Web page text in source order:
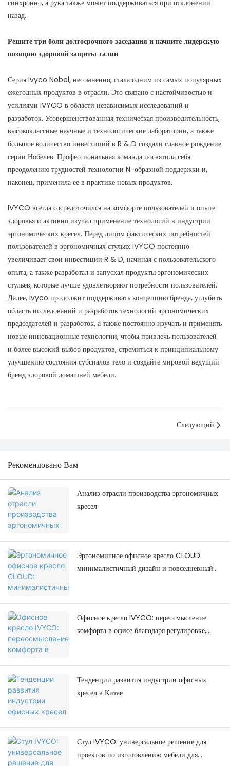
синхронно, а рука также может поддерживаться при отклонении
назад.
Решите три боли долгосрочного заседания и начните лидерскую
позицию здоровой защиты талии
Серия Ivyco Nobel, несомненно, стала одним из самых популярных
ежегодных продуктов в отрасли. Это связано с настойчивостью и
усилиями IVYCO в области независимых исследований и
разработок. Усовершенствованная техническая производительность,
высококлассные научные и технологические лаборатории, а также
большое количество инвестиций в R & D создали славное рождение
серии Нобелев. Профессиональная команда посвятила себя
преодолению трудностей технологии N-образной поддержки и,
наконец, применила ее в практике новых продуктов.
IVYCO всегда сосредоточился на комфорте пользователей и опыте
здоровья и активно изучал применение технологий в индустрии
эргономических кресел. Перед лицом фактических потребностей
пользователей в эргономичных стульях IVYCO постоянно
увеличивает свои инвестиции R & D, начиная с пользовательского
опыта, а также разработал и запускал продукты эргономических
стульев, которые лучше удовлетворяют потребности пользователей.
Далее, ivyco продолжит поддерживать концепцию бренда, углубить
область исследований и разработок технологий эргономических
председателей и разработок, а также постоянно изучать и применять
новые инновационные технологии, чтобы привлечь пользователей
и более высокий выбор продуктов, стремиться к принципиальному
улучшению состояния субсиалов тело и создайте мировой ведущий
бренд здоровой домашней мебели.
Следующий
Рекомендовано Вам
Анализ отрасли производства эргономичных
кресел
Эргономичное офисное кресло CLOUD:
минималистичный дизайн и повседневный
Офисное кресло IVYCO: переосмысление
комфорта в офисе благодаря регулировке,
Тенденции развития индустрии офисных
кресел в Китае
Стул IVYCO: универсальное решение для
проектов по изготовлению мебели для